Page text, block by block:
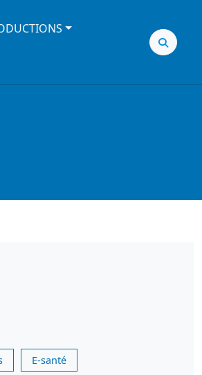
E-santé